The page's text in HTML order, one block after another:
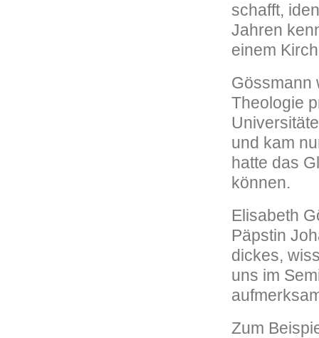
schafft,
Jahren
einem
Gössmann
Theologie
und kam
hatte das
können.
Elisabeth
Päpstin
dickes,
uns im
Zum